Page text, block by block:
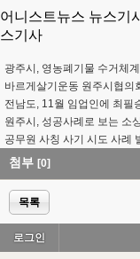
어니스트뉴스 뉴스기
스기사
광주시, 영농폐기물 수거체
바르게살기운동 원주시협의
전남도, 11월 임업인에 최필
원주시, 성공사례로 보는 소
공무원 사칭 사기 시도 사례
첨부 [0]
목록
로그인